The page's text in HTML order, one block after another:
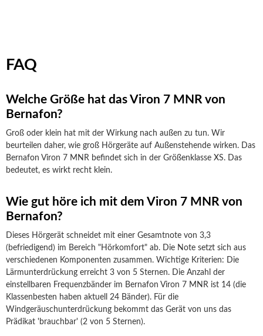
FAQ
Welche Größe hat das Viron 7 MNR von
Bernafon?
Groß oder klein hat mit der Wirkung nach außen zu tun. Wir
beurteilen daher, wie groß Hörgeräte auf Außenstehende wirken. Das
Bernafon Viron 7 MNR befindet sich in der Größenklasse XS. Das
bedeutet, es wirkt recht klein.
Wie gut höre ich mit dem Viron 7 MNR von
Bernafon?
Dieses Hörgerät schneidet mit einer Gesamtnote von 3,3
(befriedigend) im Bereich "Hörkomfort" ab. Die Note setzt sich aus
verschiedenen Komponenten zusammen. Wichtige Kriterien: Die
Lärmunterdrückung erreicht 3 von 5 Sternen. Die Anzahl der
einstellbaren Frequenzbänder im Bernafon Viron 7 MNR ist 14 (die
Klassenbesten haben aktuell 24 Bänder). Für die
Windgeräuschunterdrückung bekommt das Gerät von uns das
Prädikat 'brauchbar' (2 von 5 Sternen).